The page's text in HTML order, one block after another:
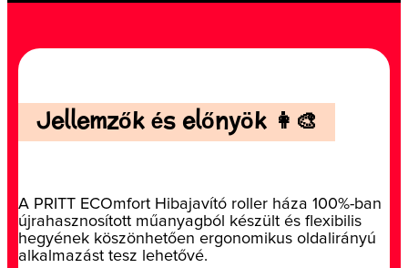
Jellemzők és előnyök 👩‍🎨
A PRITT ECOmfort Hibajavító roller háza 100%-ban
újrahasznosított műanyagból készült és flexibilis
hegyének köszönhetően ergonomikus oldalirányú
alkalmazást tesz lehetővé.